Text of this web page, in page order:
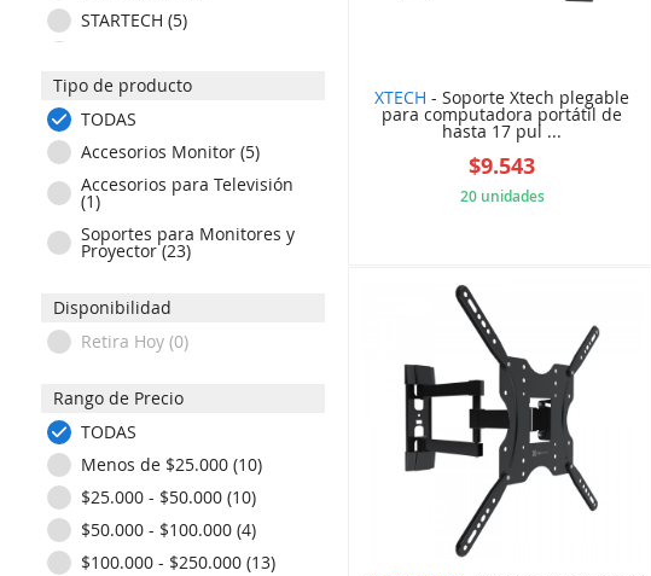
STARTECH (5)
XTECH (2)
Tipo de producto
TODAS
Accesorios Monitor (5)
Accesorios para Televisión
(1)
Soportes para Monitores y
Proyector (23)
Disponibilidad
Retira Hoy (0)
Rango de Precio
TODAS
Menos de $25.000 (10)
$25.000 - $50.000 (10)
$50.000 - $100.000 (4)
$100.000 - $250.000 (13)
XTECH - Soporte Xtech plegable
para computadora portátil de
hasta 17 pul ...
$9.543
20 unidades